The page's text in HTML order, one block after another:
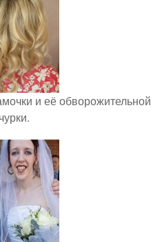
и её обворожительной